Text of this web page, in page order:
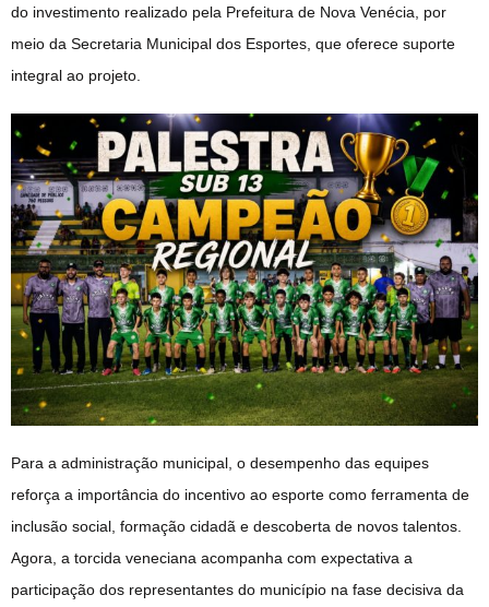
do investimento realizado pela Prefeitura de Nova Venécia, por
meio da Secretaria Municipal dos Esportes, que oferece suporte
integral ao projeto.
Para a administração municipal, o desempenho das equipes
reforça a importância do incentivo ao esporte como ferramenta de
inclusão social, formação cidadã e descoberta de novos talentos.
Agora, a torcida veneciana acompanha com expectativa a
participação dos representantes do município na fase decisiva da